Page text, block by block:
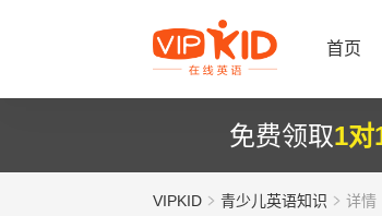
首页
免费领取1对
VIPKID 青少儿英语知识 详情